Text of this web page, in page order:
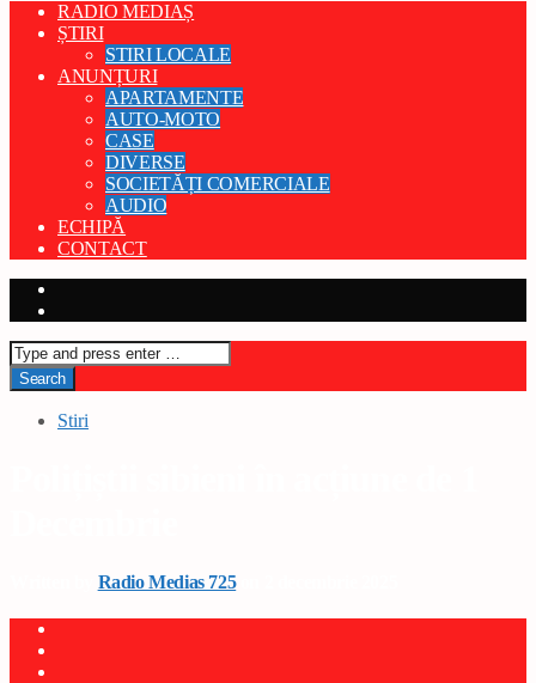
RADIO MEDIAȘ
ȘTIRI
STIRI LOCALE
ANUNȚURI
APARTAMENTE
AUTO-MOTO
CASE
DIVERSE
SOCIETĂȚI COMERCIALE
AUDIO
ECHIPĂ
CONTACT
Stiri
Radio Medias 725on 2 decembrie 2025